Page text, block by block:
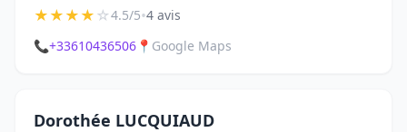
★★★★☆4.5/5•4 avis
📞+33610436506 📍 Google Maps
Dorothée LUCQUIAUD